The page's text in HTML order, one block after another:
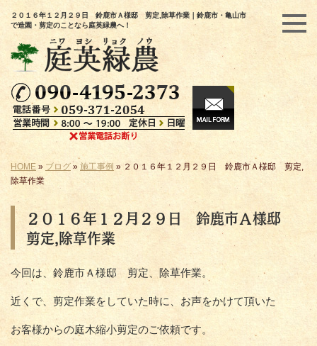
２０１６年１２月２９日 鈴鹿市Ａ様邸 剪定,除草作業｜鈴鹿市・亀山市
で造園・剪定のことなら庭英緑農へ！
HOME » ブログ » 施工事例 » ２０１６年１２月２９日 鈴鹿市Ａ様邸 剪定,
除草作業
２０１６年１２月２９日 鈴鹿市Ａ様邸
剪定,除草作業
今回は、鈴鹿市Ａ様邸 剪定、除草作業。
近くで、剪定作業をしていた時に、お声をかけて頂いた
お客様からの庭木縮小剪定のご依頼です。